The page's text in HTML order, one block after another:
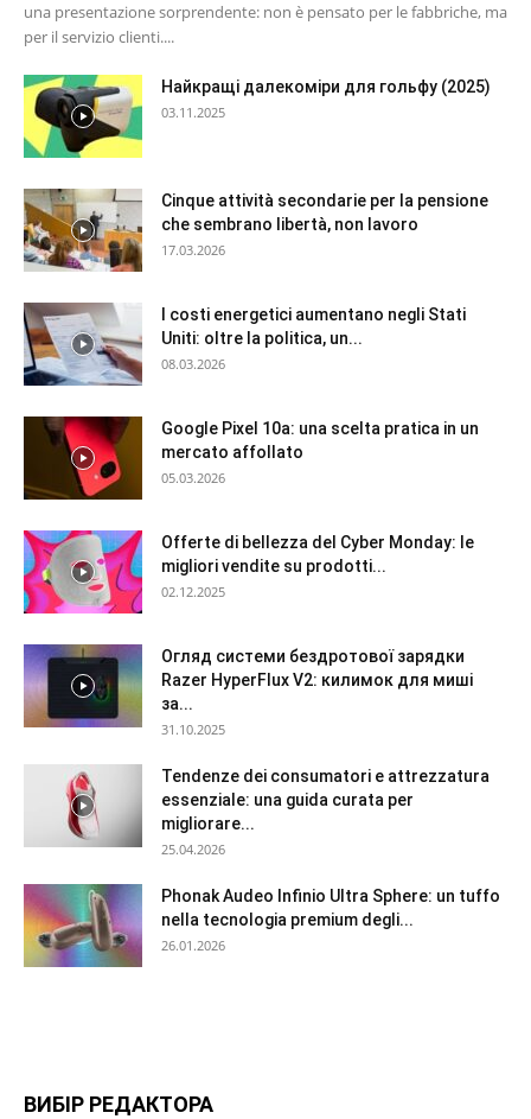
una presentazione sorprendente: non è pensato per le fabbriche, ma
per il servizio clienti....
Найкращі далекоміри для гольфу (2025)
03.11.2025
Cinque attività secondarie per la pensione
che sembrano libertà, non lavoro
17.03.2026
I costi energetici aumentano negli Stati
Uniti: oltre la politica, un...
08.03.2026
Google Pixel 10a: una scelta pratica in un
mercato affollato
05.03.2026
Offerte di bellezza del Cyber Monday: le
migliori vendite su prodotti...
02.12.2025
Огляд системи бездротової зарядки
Razer HyperFlux V2: килимок для миші
за...
31.10.2025
Tendenze dei consumatori e attrezzatura
essenziale: una guida curata per
migliorare...
25.04.2026
Phonak Audeo Infinio Ultra Sphere: un tuffo
nella tecnologia premium degli...
26.01.2026
ВИБІР РЕДАКТОРА